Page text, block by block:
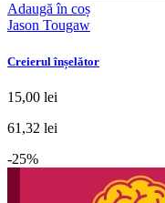
Adaugă în coș
Jason Tougaw
Creierul înșelător
15,00 lei
61,32 lei
-25%